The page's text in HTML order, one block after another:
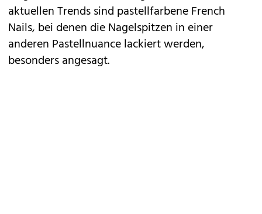
aktuellen Trends sind pastellfarbene French
Nails, bei denen die Nagelspitzen in einer
anderen Pastellnuance lackiert werden,
besonders angesagt.